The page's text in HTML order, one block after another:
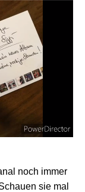
noch immer
sie mal